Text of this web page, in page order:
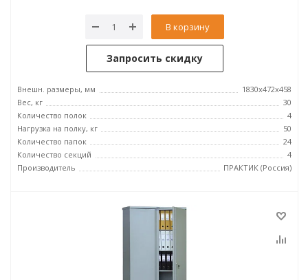
В корзину
Запросить скидку
Внешн. размеры, мм
1830x472x458
Вес, кг
30
Количество полок
4
Нагрузка на полку, кг
50
Количество папок
24
Количество секций
4
Производитель
ПРАКТИК (Россия)